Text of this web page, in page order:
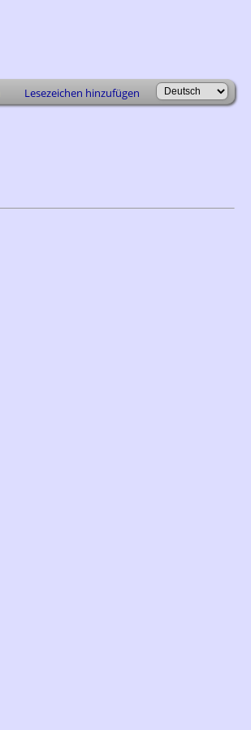
Lesezeichen hinzufügen